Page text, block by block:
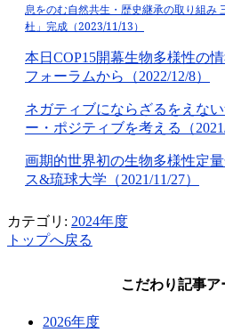
息をのむ自然共生・歴史継承の取り組み
杜」完成 （2023/11/13）
本日COP15開幕生物多様性の
フォーラムから（2022/12/8）
ネガティブにならざるをえな
ー・ポジティブを考える（2021/
画期的世界初の生物多様性定
ス&琉球大学（2021/11/27）
カテゴリ: 2024年度
トップへ戻る
こだわり記事ア
2026年度